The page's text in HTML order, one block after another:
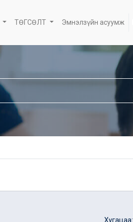
ТӨГСӨЛТ Эмнэлзүйн асуумж
Хугацаа: